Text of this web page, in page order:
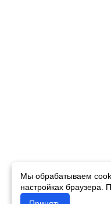
Мы обрабатываем
настройках браузера.